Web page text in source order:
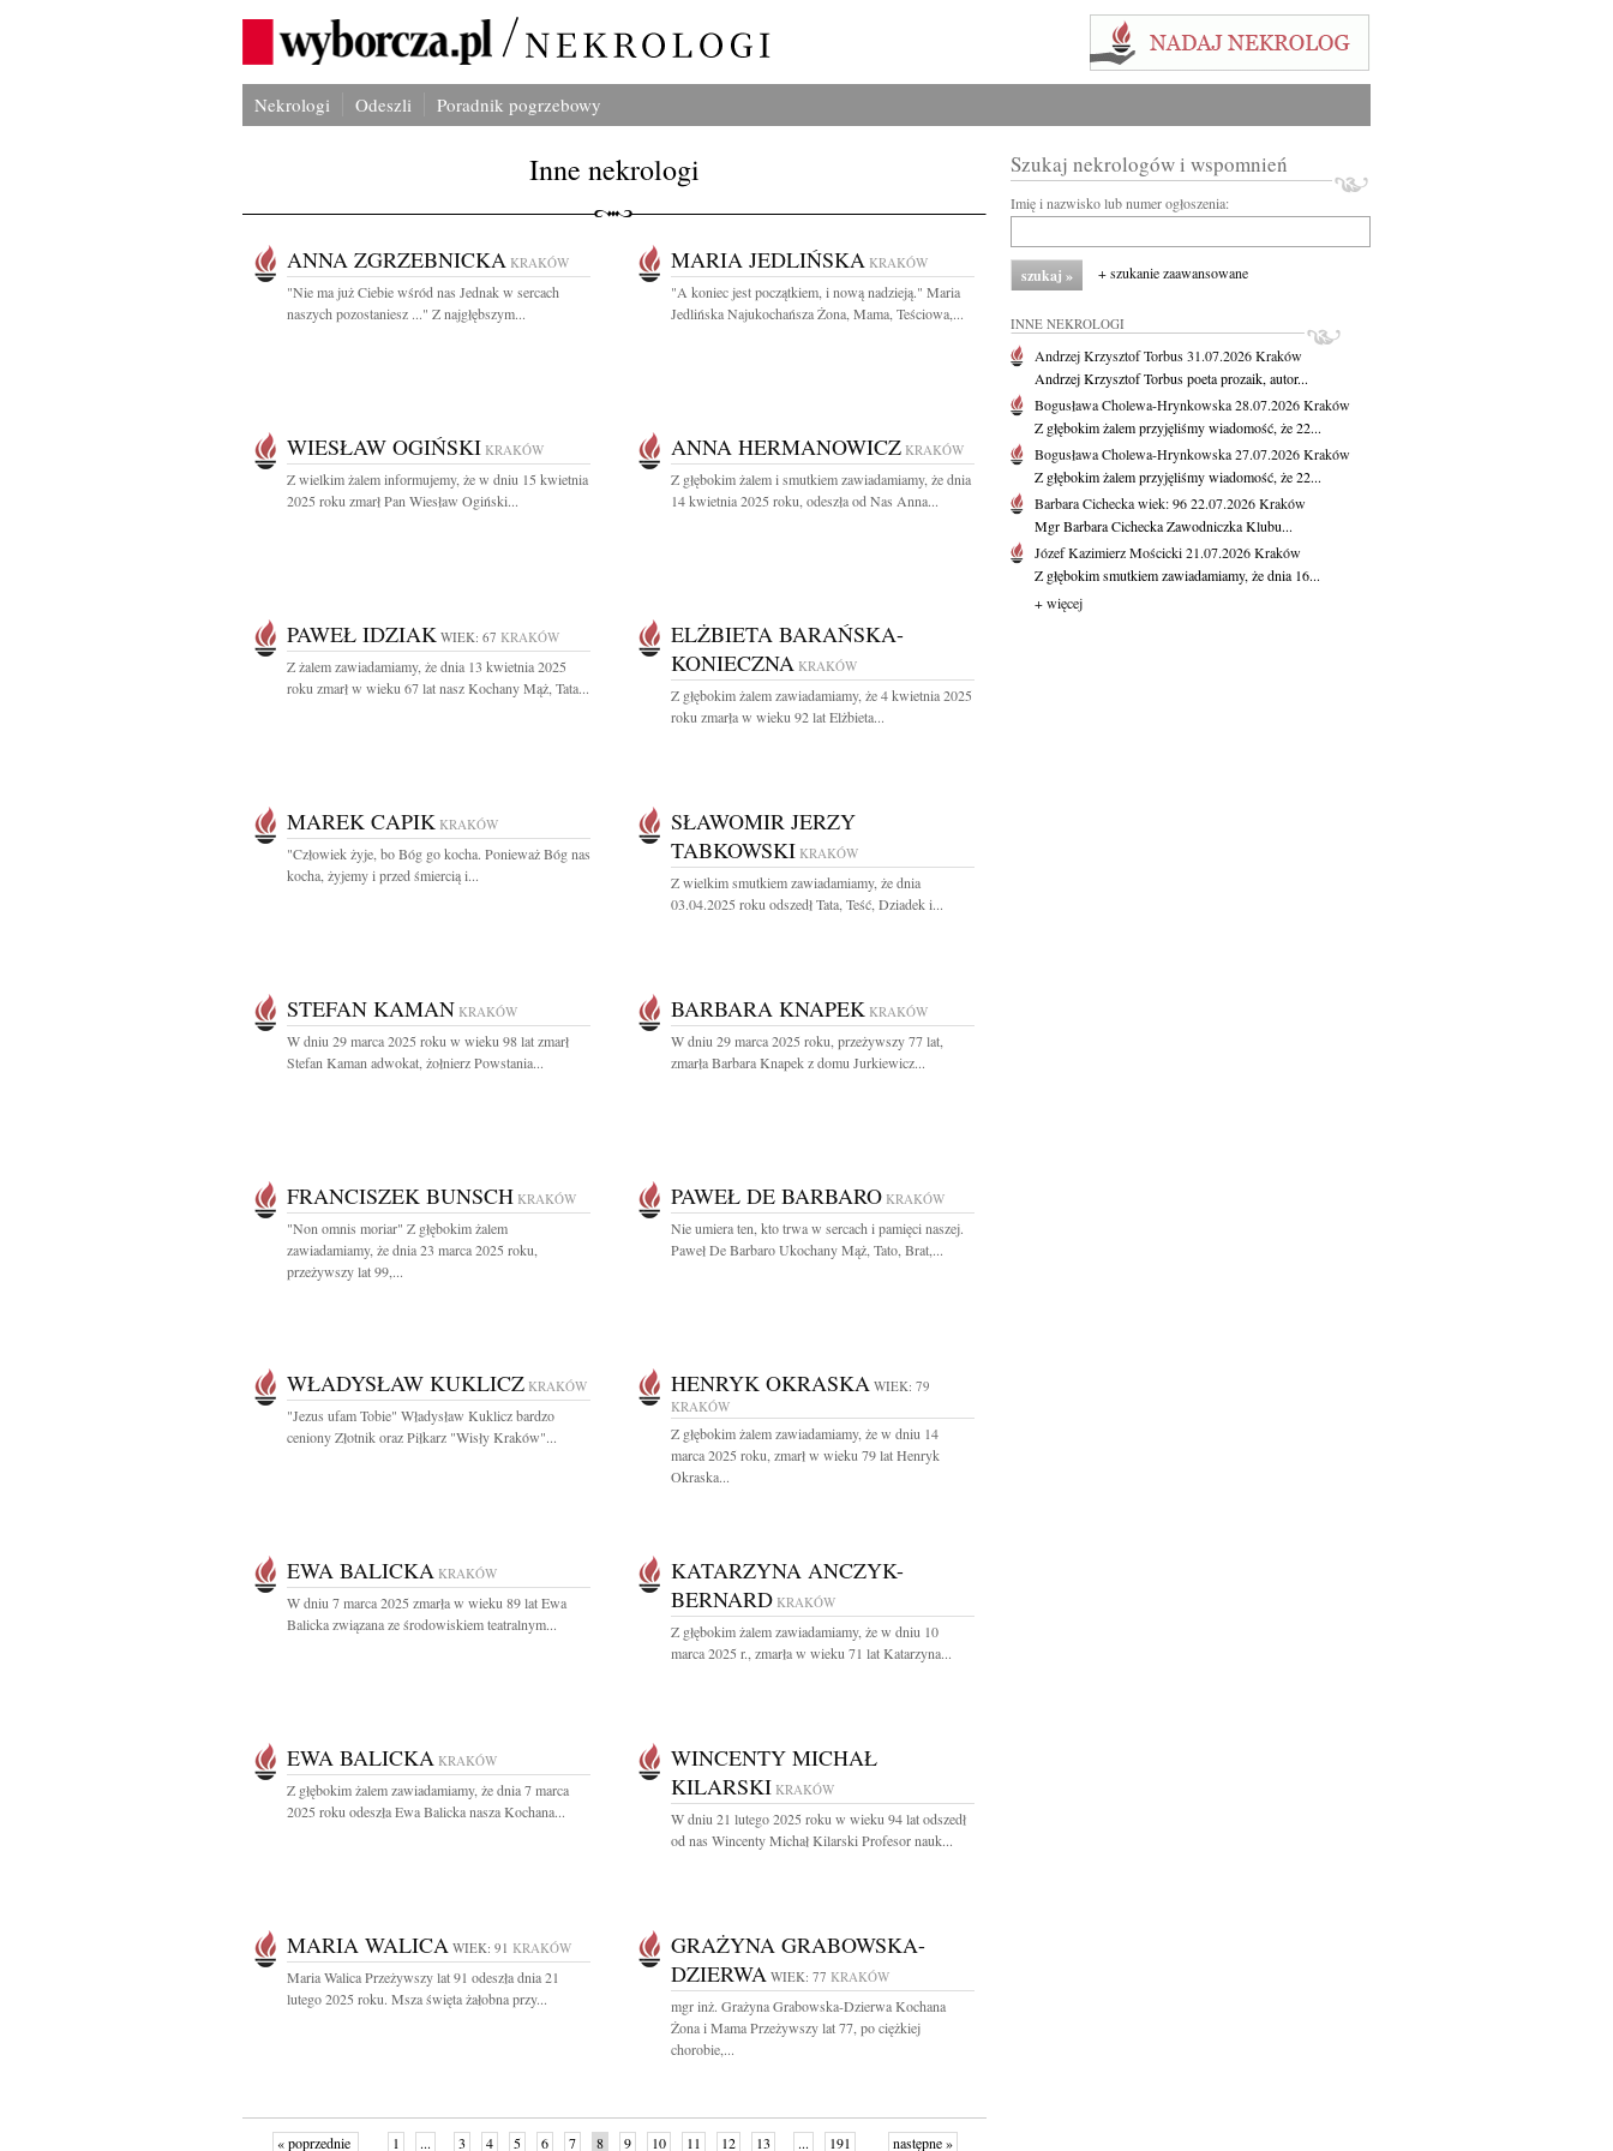
Nekrologi Odeszli Poradnik pogrzebowy
Inne nekrologi
ANNA ZGRZEBNICKA KRAKÓW
"Nie ma już Ciebie wśród nas Jednak w sercach
naszych pozostaniesz ..." Z najgłębszym...
MARIA JEDLIŃSKA KRAKÓW
"A koniec jest początkiem, i nową nadzieją." Maria
Jedlińska Najukochańsza Żona, Mama, Teściowa,...
WIESŁAW OGIŃSKI KRAKÓW
Z wielkim żalem informujemy, że w dniu 15 kwietnia
2025 roku zmarł Pan Wiesław Ogiński...
ANNA HERMANOWICZ KRAKÓW
Z głębokim żalem i smutkiem zawiadamiamy, że dnia
14 kwietnia 2025 roku, odeszła od Nas Anna...
PAWEŁ IDZIAK WIEK: 67 KRAKÓW
Z żalem zawiadamiamy, że dnia 13 kwietnia 2025
roku zmarł w wieku 67 lat nasz Kochany Mąż, Tata...
ELŻBIETA BARAŃSKA-
KONIECZNA KRAKÓW
Z głębokim żalem zawiadamiamy, że 4 kwietnia 2025
roku zmarła w wieku 92 lat Elżbieta...
MAREK CAPIK KRAKÓW
"Człowiek żyje, bo Bóg go kocha. Ponieważ Bóg nas
kocha, żyjemy i przed śmiercią i...
SŁAWOMIR JERZY
TABKOWSKI KRAKÓW
Z wielkim smutkiem zawiadamiamy, że dnia
03.04.2025 roku odszedł Tata, Teść, Dziadek i...
STEFAN KAMAN KRAKÓW
W dniu 29 marca 2025 roku w wieku 98 lat zmarł
Stefan Kaman adwokat, żołnierz Powstania...
BARBARA KNAPEK KRAKÓW
W dniu 29 marca 2025 roku, przeżywszy 77 lat,
zmarła Barbara Knapek z domu Jurkiewicz...
FRANCISZEK BUNSCH KRAKÓW
"Non omnis moriar" Z głębokim żalem
zawiadamiamy, że dnia 23 marca 2025 roku,
przeżywszy lat 99,...
PAWEŁ DE BARBARO KRAKÓW
Nie umiera ten, kto trwa w sercach i pamięci naszej.
Paweł De Barbaro Ukochany Mąż, Tato, Brat,...
WŁADYSŁAW KUKLICZ KRAKÓW
"Jezus ufam Tobie" Władysław Kuklicz bardzo
ceniony Złotnik oraz Piłkarz "Wisły Kraków"...
HENRYK OKRASKA WIEK: 79
KRAKÓW
Z głębokim żalem zawiadamiamy, że w dniu 14
marca 2025 roku, zmarł w wieku 79 lat Henryk
Okraska...
EWA BALICKA KRAKÓW
W dniu 7 marca 2025 zmarła w wieku 89 lat Ewa
Balicka związana ze środowiskiem teatralnym...
KATARZYNA ANCZYK-
BERNARD KRAKÓW
Z głębokim żalem zawiadamiamy, że w dniu 10
marca 2025 r., zmarła w wieku 71 lat Katarzyna...
EWA BALICKA KRAKÓW
Z głębokim żalem zawiadamiamy, że dnia 7 marca
2025 roku odeszła Ewa Balicka nasza Kochana...
WINCENTY MICHAŁ
KILARSKI KRAKÓW
W dniu 21 lutego 2025 roku w wieku 94 lat odszedł
od nas Wincenty Michał Kilarski Profesor nauk...
MARIA WALICA WIEK: 91 KRAKÓW
Maria Walica Przeżywszy lat 91 odeszła dnia 21
lutego 2025 roku. Msza święta żałobna przy...
GRAŻYNA GRABOWSKA-
DZIERWA WIEK: 77 KRAKÓW
mgr inż. Grażyna Grabowska-Dzierwa Kochana
Żona i Mama Przeżywszy lat 77, po ciężkiej
chorobie,...
« poprzednie 1 ... 3 4 5 6 7 8 9 10 11 12 13 ... 191 następne »
Szukaj nekrologów i wspomnień
Imię i nazwisko lub numer ogłoszenia:
+ szukanie zaawansowane
INNE NEKROLOGI
Andrzej Krzysztof Torbus31.07.2026Kraków
Andrzej Krzysztof Torbus poeta prozaik, autor...
Bogusława Cholewa-Hrynkowska28.07.2026Kraków
Z głębokim żalem przyjęliśmy wiadomość, że 22...
Bogusława Cholewa-Hrynkowska27.07.2026Kraków
Z głębokim żalem przyjęliśmy wiadomość, że 22...
Barbara Cicheckawiek: 9622.07.2026Kraków
Mgr Barbara Cichecka Zawodniczka Klubu...
Józef Kazimierz Mościcki21.07.2026Kraków
Z głębokim smutkiem zawiadamiamy, że dnia 16...
+ więcej